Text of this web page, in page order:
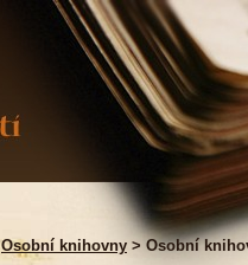
Osobní knihovny > Osobní